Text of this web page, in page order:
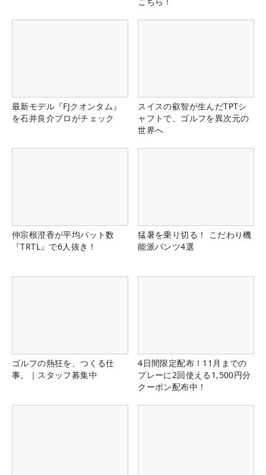
最新モデル『FJクオンタム』
を石井良介プロがチェック
スイスの叡智が生んだTPTシ
ャフトで、ゴルフを異次元の
世界へ
仲宗根澄香が平均パット数
『TRTL』で6人抜き！
猛暑を乗り切る！ こだわり機
能派パンツ4選
ゴルフの熱狂を、つくる仕
事。｜スタッフ募集中
4日間限定配布！11月までの
プレーに2回使える1,500円分
クーポン配布中！